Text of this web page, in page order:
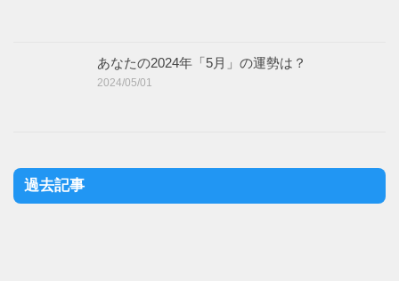
あなたの2024年「5月」の運勢は？
2024/05/01
過去記事